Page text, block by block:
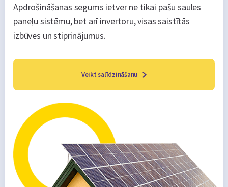
Apdrošināšanas segums ietver ne tikai pašu saules
paneļu sistēmu, bet arī invertoru, visas saistītās
izbūves un stiprinājumus.
Veikt salīdzināšanu